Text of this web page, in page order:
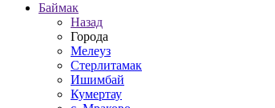
Баймак
Назад
Города
Мелеуз
Стерлитамак
Ишимбай
Кумертау